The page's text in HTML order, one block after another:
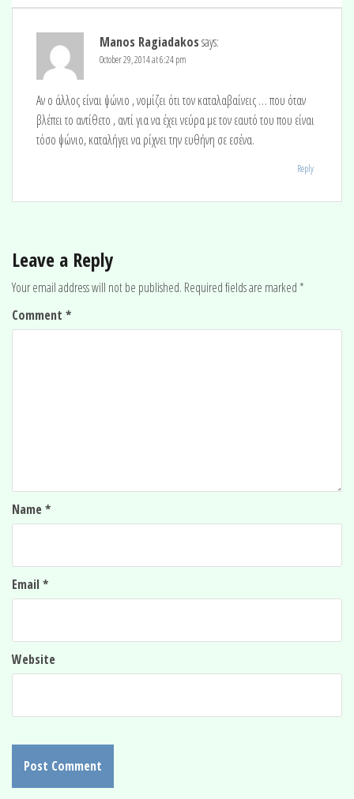
Manos Ragiadakossays:
October 29, 2014 at 6:24 pm
Αν ο άλλος είναι ψώνιο , νομίζει ότι τον καταλαβαίνεις … που όταν
βλέπει το αντίθετο , αντί για να έχει νεύρα με τον εαυτό του που είναι
τόσο ψώνιο, καταλήγει να ρίχνει την ευθήνη σε εσένα.
Reply
Leave a Reply
Your email address will not be published. Required fields are marked *
Comment *
Name *
Email *
Website